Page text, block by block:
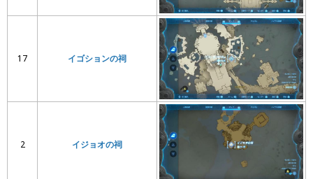
17 イゴションの祠
2 イジョオの祠